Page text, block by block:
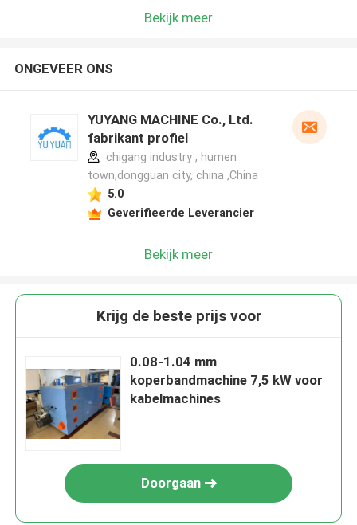
Bekijk meer
ONGEVEER ONS
YUYANG MACHINE Co., Ltd.
fabrikant profiel
chigang industry , humen
town,dongguan city, china ,China
5.0
Geverifieerde Leverancier
Bekijk meer
Krijg de beste prijs voor
0.08-1.04 mm
koperbandmachine 7,5 kW voor
kabelmachines
Doorgaan